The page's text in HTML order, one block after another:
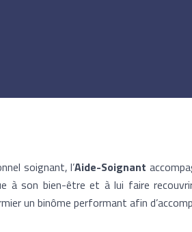
soignant, l’Aide-Soignant
à son bien-être et à lui faire
un binôme performant afin